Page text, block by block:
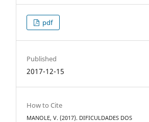
pdf
Published
2017-12-15
How to Cite
MANOLE, V. (2017). DIFICULDADES DOS